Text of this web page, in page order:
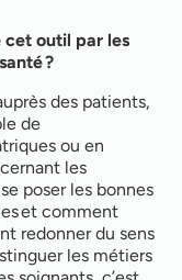
cet outil par les
?
des patients,
de
ou en
les
poser les bonnes
et comment
redonner du sens
les métiers